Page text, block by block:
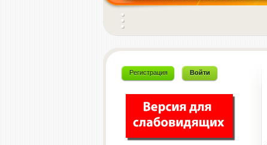
Регистрация Войти